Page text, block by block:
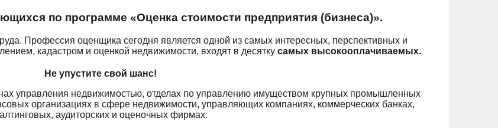
по программе «Оценка стоимости предприятия (бизнеса)».
Профессия оценщика сегодня является одной из самых интересных, перспективных и
кадастром и оценкой недвижимости, входят в десятку самых высокооплачиваемых.
Не упустите свой шанс!
управления недвижимостью, отделах по управлению имуществом крупных промышленных
организациях в сфере недвижимости, управляющих компаниях, коммерческих банках,
аудиторских и оценочных фирмах.